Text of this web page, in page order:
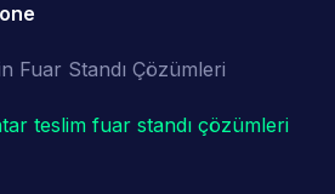
Fuar Standı Çözümleri
teslim fuar standı çözümleri